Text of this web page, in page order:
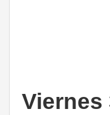
Viernes